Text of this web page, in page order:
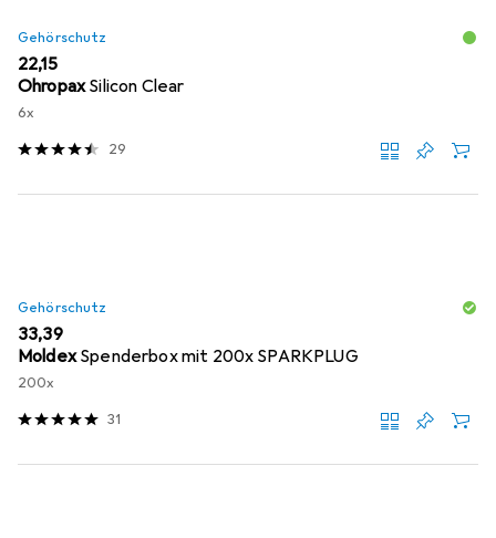
Gehörschutz
EUR
22,15
OhropaxSilicon Clear
6x
29
Gehörschutz
EUR
33,39
Moldex Spenderbox mit 200x SPARKPLUG
200x
31